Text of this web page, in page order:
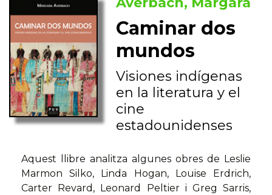
Caminar dos
mundos
Visiones indígenas
en la literatura y el
cine
estadounidenses
Aquest llibre analitza algunes obres de Leslie
Marmon Silko, Linda Hogan, Louise Erdrich,
Carter Revard, Leonard Peltier i Greg Sarris,